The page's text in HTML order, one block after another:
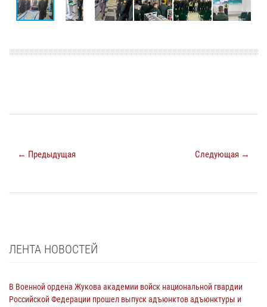
← Предыдущая Следующая →
ЛЕНТА НОВОСТЕЙ
В Военной ордена Жукова академии войск национальной гвардии
Российской Федерации прошел выпуск адъюнктов адъюнктуры и